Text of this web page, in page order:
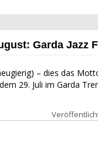
Garda Jazz
– dies das
29. Juli im Garda